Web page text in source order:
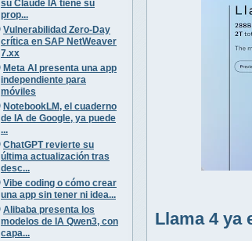
su Claude IA tiene su
prop...
Vulnerabilidad Zero-Day
crítica en SAP NetWeaver
7.xx
Meta AI presenta una app
independiente para
móviles
NotebookLM, el cuaderno
de IA de Google, ya puede
...
ChatGPT revierte su
última actualización tras
desc...
Vibe coding o cómo crear
una app sin tener ni idea...
Alibaba presenta los
modelos de IA Qwen3, con
capa...
Llama 4 ya